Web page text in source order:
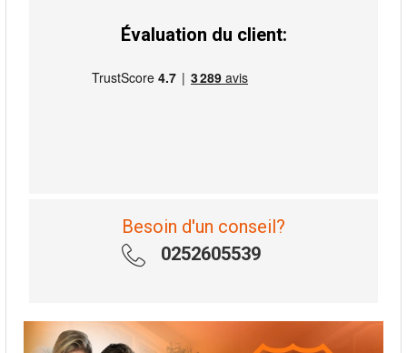
Évaluation du client:
Besoin d'un conseil?
0252605539